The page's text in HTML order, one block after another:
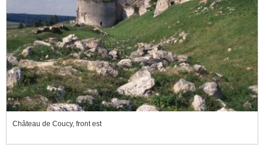
Château de Coucy, front est